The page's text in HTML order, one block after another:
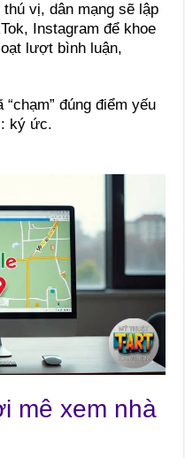
vị, dân mạng sẽ lập
Instagram để khoe
lượt bình luận,
đúng điểm yếu
ký ức.
mê xem nhà